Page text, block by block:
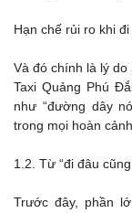
Hạn chế rủi ro khi
Và đó chính là lý
Taxi Quảng Phú
như “đường dây
trong mọi hoàn
1.2. Từ “đi đâu
Trước đây, phần